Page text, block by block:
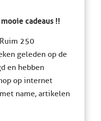
cadeaus !!
250
geleden op de
en hebben
op internet
name, artikelen